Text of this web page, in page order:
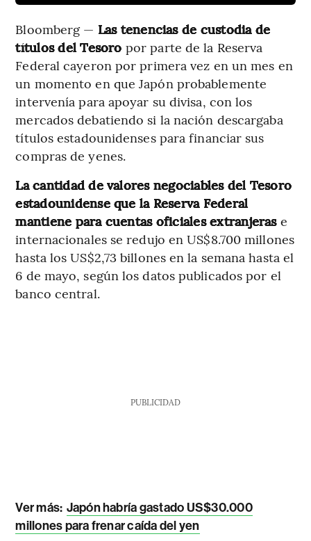
Bloomberg — Las tenencias de custodia de
títulos del Tesoro por parte de la Reserva
Federal cayeron por primera vez en un mes en
un momento en que Japón probablemente
intervenía para apoyar su divisa, con los
mercados debatiendo si la nación descargaba
títulos estadounidenses para financiar sus
compras de yenes.
La cantidad de valores negociables del Tesoro
estadounidense que la Reserva Federal
mantiene para cuentas oficiales extranjeras e
internacionales se redujo en US$8.700 millones
hasta los US$2,73 billones en la semana hasta el
6 de mayo, según los datos publicados por el
banco central.
PUBLICIDAD
Ver más: Japón habría gastado US$30.000
millones para frenar caída del yen